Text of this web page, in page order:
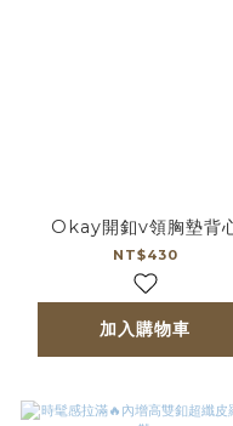
Okay開釦v領胸墊背
NT$430
加入購物車